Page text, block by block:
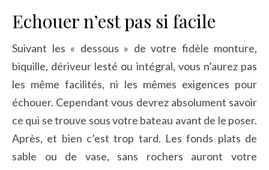
Echouer n’est pas si facile
Suivant les « dessous » de votre fidèle monture,
biquille, dériveur lesté ou intégral, vous n’aurez pas
les même facilités, ni les mêmes exigences pour
échouer. Cependant vous devrez absolument savoir
ce qui se trouve sous votre bateau avant de le poser.
Après, et bien c’est trop tard. Les fonds plats de
sable ou de vase, sans rochers auront votre